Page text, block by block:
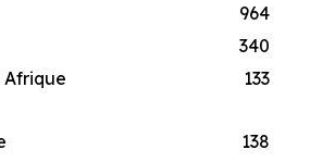
964
340
Afrique
133
138